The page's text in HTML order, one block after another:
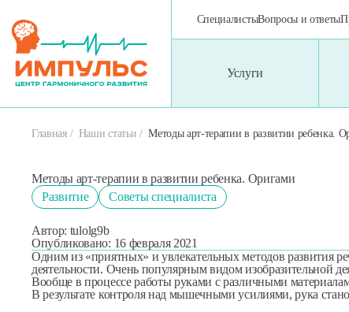
СпециалистыВопросы и ответы
Услуги
Тест Векслера
Сенсорная интеграция
Биоакустическая коррекция (БАК)
Занятия со специалистами
Аппаратные методы коррекции
Медицинская реабилитация
Главная Наши статьи Методы арт-терапии в развитии ребенка.
Методы арт-терапии в развитии ребенка. Оригами
Развитие
Советы специалиста
Автор: tulolg9b
Опубликовано: 16 февраля 2021
Одним из «приятных» и увлекательных методов развития
деятельности. Очень популярным видом изобразительной
Вообще в процессе работы руками с различными
В результате контроля над мышечными усилиями, рука